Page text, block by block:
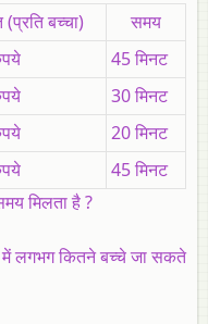
बच्चा)
समय
45 मिनट
30 मिनट
20 मिनट
45 मिनट
मिलता है ?
लगभग कितने बच्चे जा सकते